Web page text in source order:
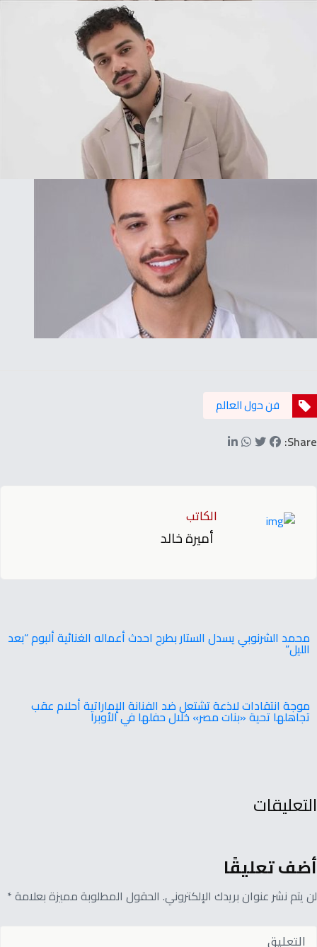
فن حول العالم
Share:
الكاتب
أميرة خالد
محمد الشرنوبي يسدل الستار بطرح احدث أعماله الغنائية ألبوم “بعد
الليل”
موجة انتقادات لاذعة تشتعل ضد الفنانة الإماراتية أحلام عقب
تجاهلها تحية «بنات مصر» خلال حفلها في الأوبرا
التعليقات
أضف تعليقًا
لن يتم نشر عنوان بريدك الإلكتروني. الحقول المطلوبة مميزة بعلامة *